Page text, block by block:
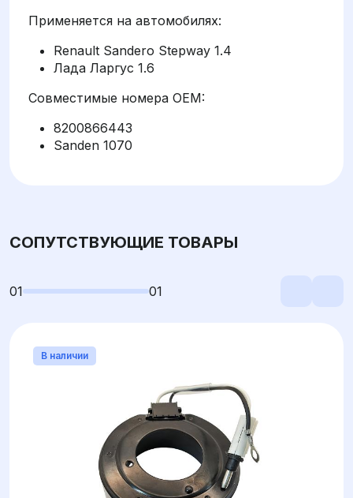
Применяется на автомобилях:
Renault Sandero Stepway 1.4
Лада Ларгус 1.6
Совместимые номера OEM:
8200866443
Sanden 1070
СОПУТСТВУЮЩИЕ ТОВАРЫ
01 01
В наличии